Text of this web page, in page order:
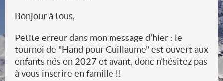
Bonjour à tous,
Petite erreur dans mon message d’hier : le
tournoi de "Hand pour Guillaume" est ouvert aux
enfants nés en 2027 et avant, donc n’hésitez pas
à vous inscrire en famille !!